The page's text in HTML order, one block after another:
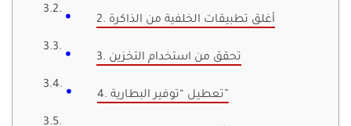
2. أغلق تطبيقات الخلفية من الذاكرة
3. تحقق من استخدام التخزين
4. تعطيل “توفير البطارية”